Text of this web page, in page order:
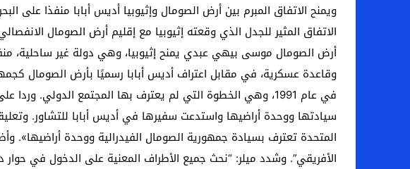
عالم الجريمة – قُتل أربعة مهاجرين غير شرعيين أثناء محاولتهم عبور
مال و اعمال – انكماش الاقتصاد السعودي للمرة الأولى منذ عامين
الاتفاق المثير للجدل الذي وقعته إثيوبيا مع إقليم أرض الصومال
وقاعدة عسكرية، في مقابل اعتراف أديس أبابا رسميًا بأرض الصومال
في عام 1991، وهي الخطوة التي لم يعترف بها المجتمع الدولي.
سيادتها ووحدة أراضيها واستدعت سفيرها في أديس أبابا للتشاور.
المتحدة تعترف بسيادة جمهورية الصومال الفيدرالية ووحدة أراضيها».
الأفريقي”. وشدد ميلر: “نحث جميع الأطراف المعنية على الدخول في حوار